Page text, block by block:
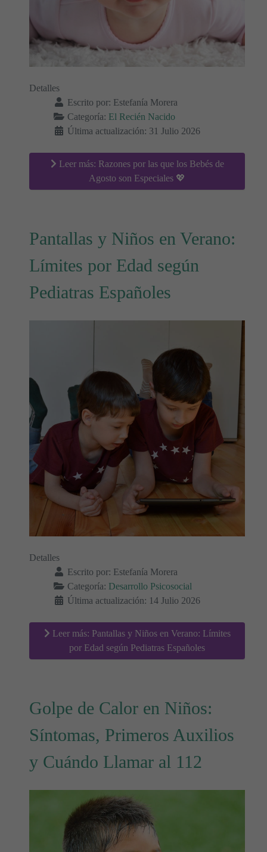
Detalles
Escrito por: Estefanía Morera
Categoría: El Recién Nacido
Última actualización: 31 Julio 2026
Leer más: Razones por las que los Bebés de
Agosto son Especiales 💖
Pantallas y Niños en Verano:
Límites por Edad según
Pediatras Españoles
Detalles
Escrito por: Estefanía Morera
Categoría: Desarrollo Psicosocial
Última actualización: 14 Julio 2026
Leer más: Pantallas y Niños en Verano: Límites
por Edad según Pediatras Españoles
Golpe de Calor en Niños:
Síntomas, Primeros Auxilios
y Cuándo Llamar al 112